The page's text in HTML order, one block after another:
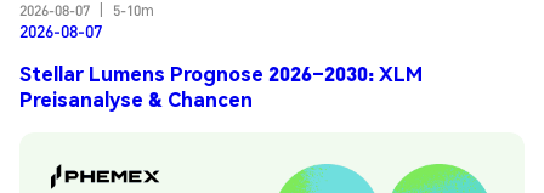
2026-08-07
5-10m
2026-08-07
Stellar Lumens Prognose 2026–2030: XLM
Preisanalyse & Chancen